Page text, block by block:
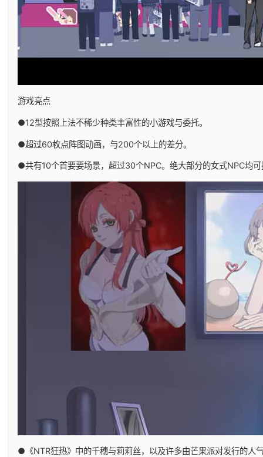
游戏亮点
●12型按照上法不稀少种类丰富性的小游戏与委托。
●超过60枚点阵图动画，与200个以上的差分。
●共有10个首要要场景，超过30个NPC。绝大部分的女式NPC均可
●《NTR狂热》中的千穗与莉莉丝，以及许多由芒果派对发行的人